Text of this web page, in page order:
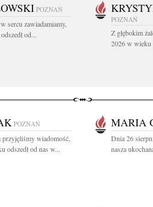
POZNAŃ
sercu zawiadamiamy,
od...
POZNAŃ
Z głębokim
2026 w wieku
POZNAŃ
wiadomość,
odszedł od nas w...
MARIA
Dnia 26
nasza